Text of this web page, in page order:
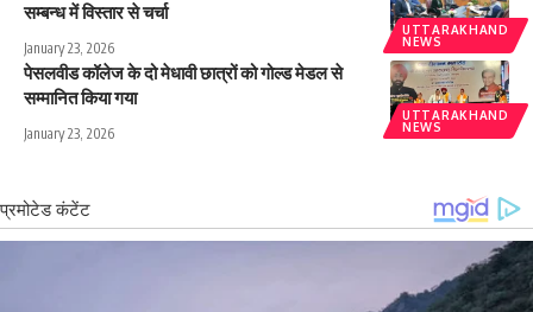
UTTARAKHAND
NEWS
सम्बन्ध में विस्तार से चर्चा
January 23, 2026
UTTARAKHAND
NEWS
पेसलवीड कॉलेज के दो मेधावी छात्रों को गोल्ड मेडल से
सम्मानित किया गया
January 23, 2026